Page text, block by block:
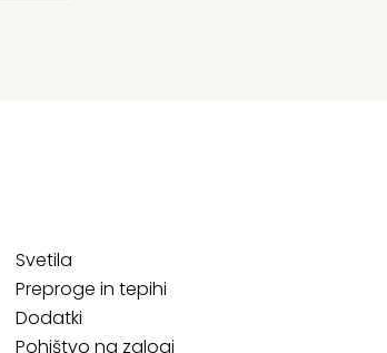
Svetila
Preproge in tepihi
Dodatki
Pohištvo na zalogi